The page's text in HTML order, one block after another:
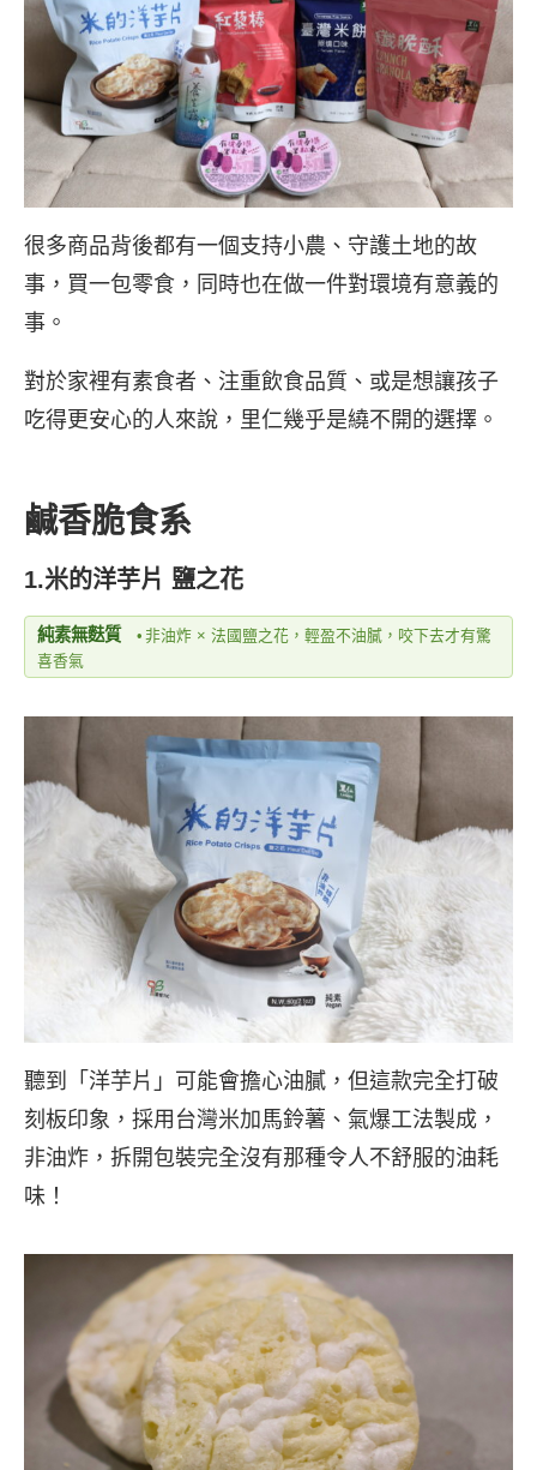
很多商品背後都有一個支持小農、守護土地的故
事，買一包零食，同時也在做一件對環境有意義的
事。
對於家裡有素食者、注重飲食品質、或是想讓孩子
吃得更安心的人來說，里仁幾乎是繞不開的選擇。
鹹香脆食系
1.米的洋芋片 鹽之花
純素無麩質 • 非油炸 × 法國鹽之花，輕盈不油膩，咬下去才有驚
喜香氣
聽到「洋芋片」可能會擔心油膩，但這款完全打破
刻板印象，採用台灣米加馬鈴薯、氣爆工法製成，
非油炸，拆開包裝完全沒有那種令人不舒服的油耗
味！